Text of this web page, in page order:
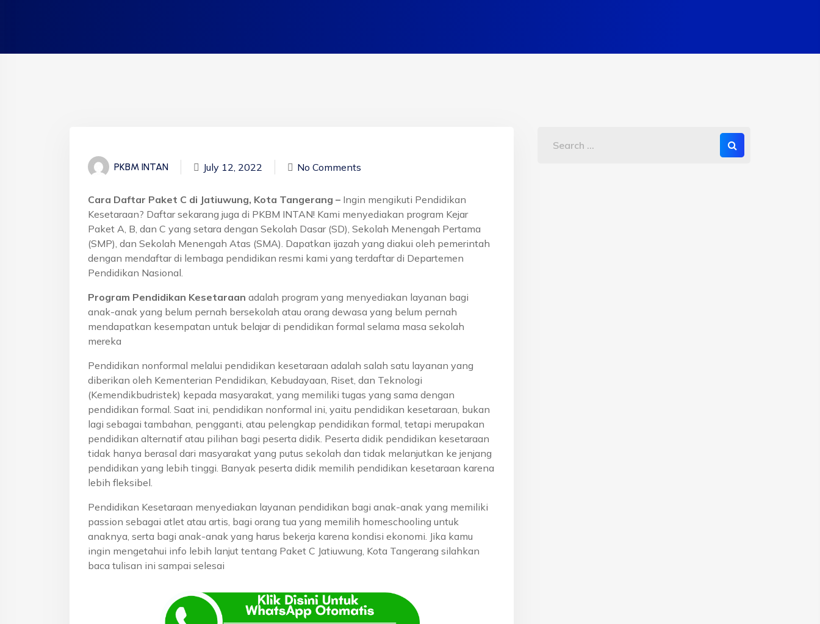
PKBM INTAN July 12, 2022 No Comments
Cara Daftar Paket C di Jatiuwung, Kota Tangerang – Ingin mengikuti Pendidikan
Kesetaraan? Daftar sekarang juga di PKBM INTAN! Kami menyediakan program Kejar
Paket A, B, dan C yang setara dengan Sekolah Dasar (SD), Sekolah Menengah Pertama
(SMP), dan Sekolah Menengah Atas (SMA). Dapatkan ijazah yang diakui oleh pemerintah
dengan mendaftar di lembaga pendidikan resmi kami yang terdaftar di Departemen
Pendidikan Nasional.
Program Pendidikan Kesetaraan adalah program yang menyediakan layanan bagi
anak-anak yang belum pernah bersekolah atau orang dewasa yang belum pernah
mendapatkan kesempatan untuk belajar di pendidikan formal selama masa sekolah
mereka
Pendidikan nonformal melalui pendidikan kesetaraan adalah salah satu layanan yang
diberikan oleh Kementerian Pendidikan, Kebudayaan, Riset, dan Teknologi
(Kemendikbudristek) kepada masyarakat, yang memiliki tugas yang sama dengan
pendidikan formal. Saat ini, pendidikan nonformal ini, yaitu pendidikan kesetaraan, bukan
lagi sebagai tambahan, pengganti, atau pelengkap pendidikan formal, tetapi merupakan
pendidikan alternatif atau pilihan bagi peserta didik. Peserta didik pendidikan kesetaraan
tidak hanya berasal dari masyarakat yang putus sekolah dan tidak melanjutkan ke jenjang
pendidikan yang lebih tinggi. Banyak peserta didik memilih pendidikan kesetaraan karena
lebih fleksibel.
Pendidikan Kesetaraan menyediakan layanan pendidikan bagi anak-anak yang memiliki
passion sebagai atlet atau artis, bagi orang tua yang memilih homeschooling untuk
anaknya, serta bagi anak-anak yang harus bekerja karena kondisi ekonomi. Jika kamu
ingin mengetahui info lebih lanjut tentang Paket C Jatiuwung, Kota Tangerang silahkan
baca tulisan ini sampai selesai